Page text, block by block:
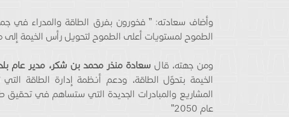
وأضاف سعادته: ” فخورون بفرق الطاقة والمدراء في
الطموح لمستويات أعلى الطموح لتحويل رأس الخيمة إلى
ومن جهته، قالسعادة منذر محمد بن شكر، مدير عام
الخيمة بتحوّل الطاقة، ودعم أنظمة إدارة الطاقة
المشاريع والمبادرات الجديدة التي ستساهم في تحقيق
عام 2050”